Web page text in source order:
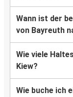
Wann ist der
von Bayreuth
Wie viele
Kiew?
Wie buche ich